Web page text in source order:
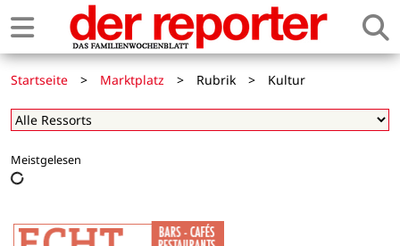
Startseite > Marktplatz > Rubrik > Kultur
Meistgelesen